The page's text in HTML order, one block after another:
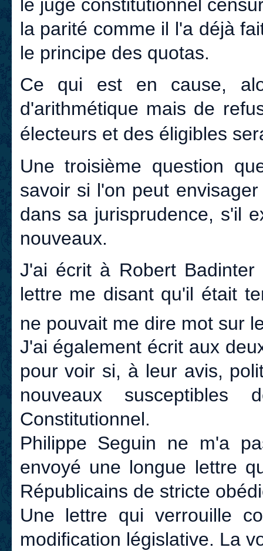
le juge constitutionnel
la parité comme il l'a déjà
le principe des quotas.
Ce qui est en cause,
d'arithmétique mais de
électeurs et des éligibles
Une troisième question
savoir si l'on peut
dans sa jurisprudence, s'il
nouveaux.
J'ai écrit à Robert
lettre me disant qu'il était
ne pouvait me dire mot sur
J'ai également écrit aux
pour voir si, à leur avis,
nouveaux
Constitutionnel.
Philippe Seguin ne m'a
envoyé une longue lettre
Républicains de stricte
Une lettre qui verrouille
modification législative. La